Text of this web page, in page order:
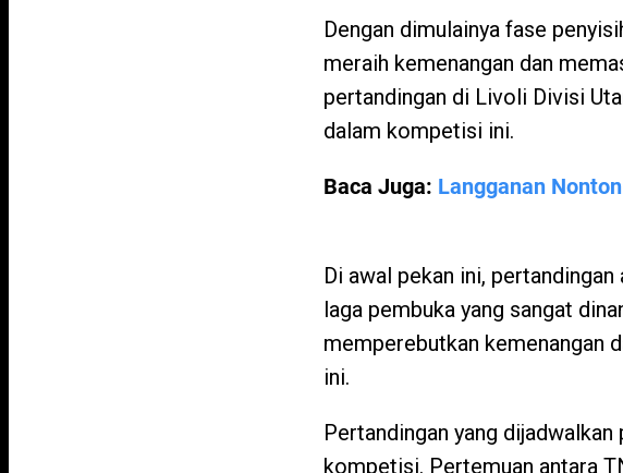
Dengan dimulainya fase
meraih kemenangan dan
pertandingan di Livoli Divisi
dalam kompetisi ini.
Baca Juga: Langganan
Di awal pekan ini,
laga pembuka yang sangat
memperebutkan kemenangan
ini.
Pertandingan yang
kompetisi. Pertemuan antara